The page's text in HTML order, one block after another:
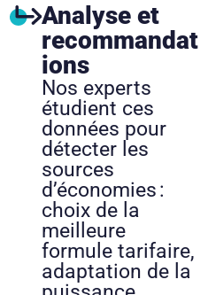
Analyse et
recommandat
ions
Nos experts
étudient ces
données pour
détecter les
sources
d’économies :
choix de la
meilleure
formule tarifaire,
adaptation de la